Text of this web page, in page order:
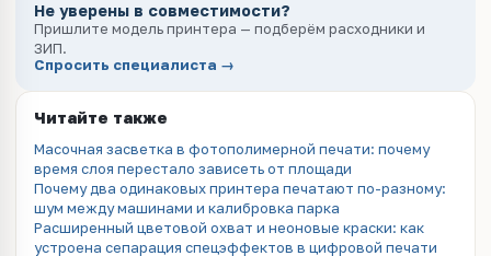
Не уверены в совместимости?
Пришлите модель принтера — подберём расходники и
ЗИП.
Спросить специалиста →
Читайте также
Масочная засветка в фотополимерной печати: почему
время слоя перестало зависеть от площади
Почему два одинаковых принтера печатают по-разному:
шум между машинами и калибровка парка
Расширенный цветовой охват и неоновые краски: как
устроена сепарация спецэффектов в цифровой печати